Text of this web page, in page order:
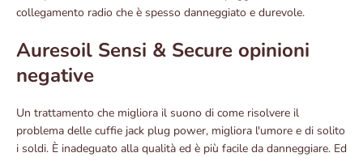
collegamento radio che è spesso danneggiato e durevole.
Auresoil Sensi & Secure opinioni
negative
Un trattamento che migliora il suono di come risolvere il
problema delle cuffie jack plug power, migliora l'umore e di solito
i soldi. È inadeguato alla qualità ed è più facile da danneggiare. Ed